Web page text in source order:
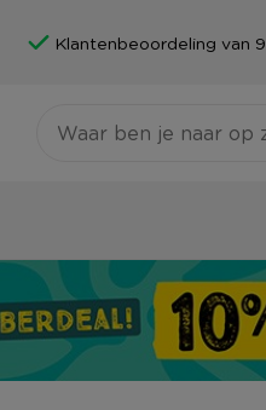
Klantenbeoordeling van 9